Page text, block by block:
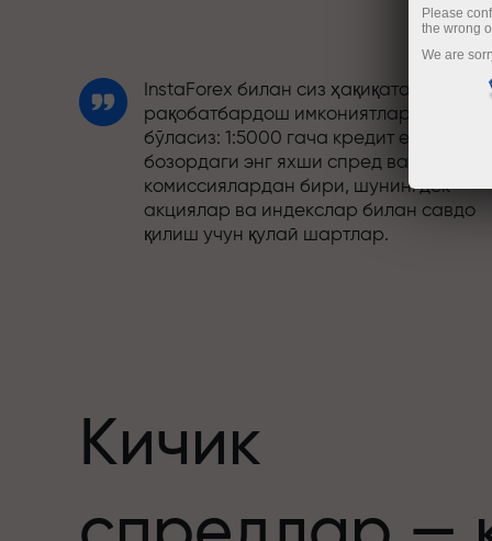
InstaForex билан сиз ҳақиқатан
рақобатбардош имкониятларга эга
бўласиз: 1:5000 гача кредит елкаси,
бозордаги энг яхши спред ва
комиссиялардан бири, шунингдек
акциялар ва индекслар билан савдо
қилиш учун қулай шартлар.
Aleš Loprais савдо оламига интилиш ва
Кичик
Please
the wrong
We are